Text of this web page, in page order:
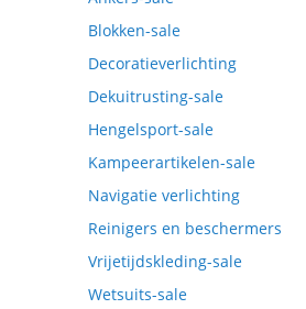
Blokken-sale
Decoratieverlichting
Dekuitrusting-sale
Hengelsport-sale
Kampeerartikelen-sale
Navigatie verlichting
Reinigers en beschermers
Vrijetijdskleding-sale
Wetsuits-sale